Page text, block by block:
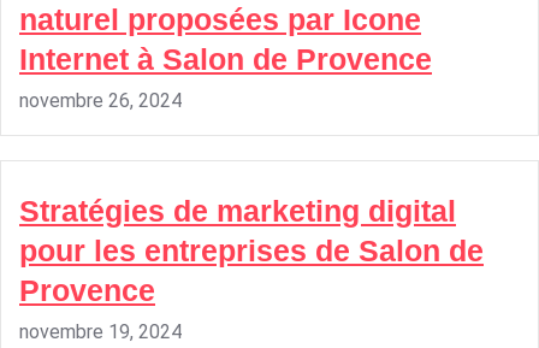
naturel proposées par Icone
Internet à Salon de Provence
novembre 26, 2024
Stratégies de marketing digital
pour les entreprises de Salon de
Provence
novembre 19, 2024